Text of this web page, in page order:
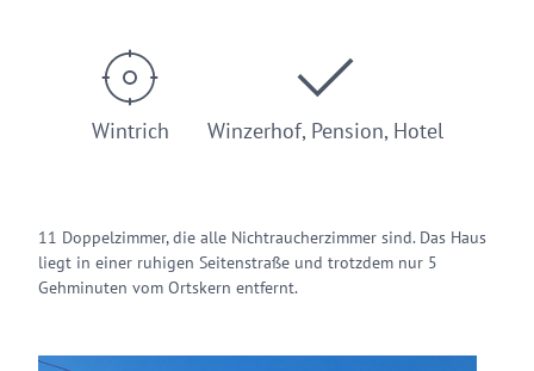
Wintrich Winzerhof, Pension, Hotel
11 Doppelzimmer, die alle Nichtraucherzimmer sind. Das Haus
liegt in einer ruhigen Seitenstraße und trotzdem nur 5
Gehminuten vom Ortskern entfernt.